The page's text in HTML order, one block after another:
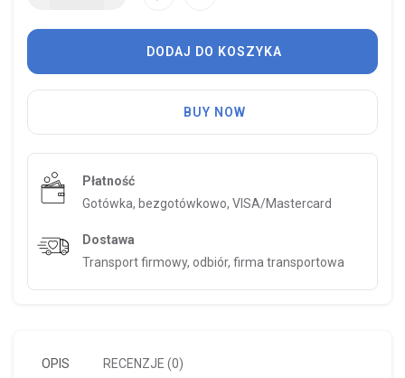
DODAJ DO KOSZYKA
BUY NOW
Płatność
Gotówka, bezgotówkowo, VISA/Mastercard
Dostawa
Transport firmowy, odbiór, firma transportowa
OPIS RECENZJE (0)